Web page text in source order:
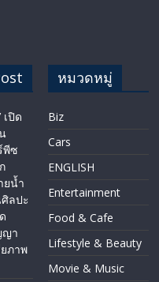
เปิด
พีซ
ยน้ำ
ลปะ
ญา
ภาพ
หมวดหมู่
Biz
Cars
ENGLISH​
Entertainment
Food & Cafe
Lifestyle & Beauty
Movie & Music